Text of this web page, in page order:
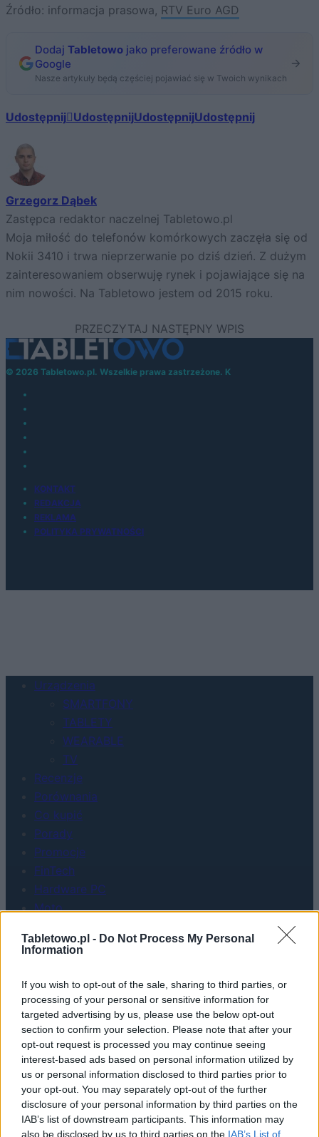
Tabletowo.pl - Do Not Process My Personal
Information
If you wish to opt-out of the sale, sharing to third parties, or
processing of your personal or sensitive information for
targeted advertising by us, please use the below opt-out
section to confirm your selection. Please note that after your
opt-out request is processed you may continue seeing
interest-based ads based on personal information utilized by
us or personal information disclosed to third parties prior to
your opt-out. You may separately opt-out of the further
disclosure of your personal information by third parties on the
IAB’s list of downstream participants. This information may
also be disclosed by us to third parties on the IAB’s List of
Źródło: informacja prasowa, RTV Euro AGD
Dodaj Tabletowo jako preferowane źródło w
Google
Nasze artykuły będą częściej pojawiać się w Twoich wynikach
Udostępnij UdostępnijUdostępnijUdostępnij
Grzegorz Dąbek
Zastępca redaktor naczelnej Tabletowo.pl
Moja miłość do telefonów komórkowych zaczęła się od
Nokii 3410 i trwa nieprzerwanie po dziś dzień. Z dużym
zainteresowaniem obserwuję rynek i pojawiające się na
nim nowości. Na Tabletowo jestem od 2015 roku.
© 2026 Tabletowo.pl. Wszelkie prawa zastrzeżone. K
KONTAKT
REDAKCJA
REKLAMA
POLITYKA PRYWATNOŚCI
Urządzenia
SMARTFONY
TABLETY
WEARABLE
TV
Recenzje
Porównania
Co kupić
Porady
Promocje
FinTech
Hardware PC
Moto
AI
Reklama
Kontakt